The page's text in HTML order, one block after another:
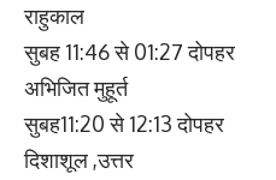
राहुकाल
सुबह 11:46 से 01:27 दोपहर
अभिजित मुहूर्त
सुबह11:20 से 12:13 दोपहर
दिशाशूल ,उत्तर